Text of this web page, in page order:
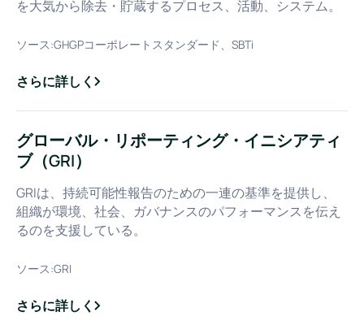
を大気から除去・貯蔵するプロセス、活動、システム。
ソース:GHGPコーポレートスタンダード、SBTi
さらに詳しく
about
GHGシンク
グローバル・リポーティング・イニシアティ
ブ（GRI）
GRIは、持続可能性報告のための一連の基準を提供し、
組織が環境、社会、ガバナンスのパフォーマンスを伝え
るのを支援している。
ソース:GRI
さらに詳しく
about
グローバル・リポーティング・イニシアティブ（GRI）